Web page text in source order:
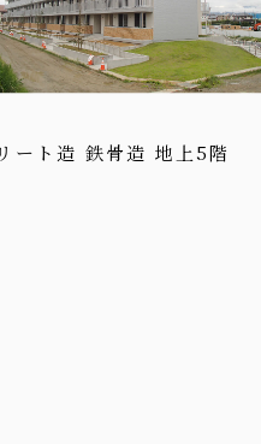
ート造 鉄骨造 地上5階